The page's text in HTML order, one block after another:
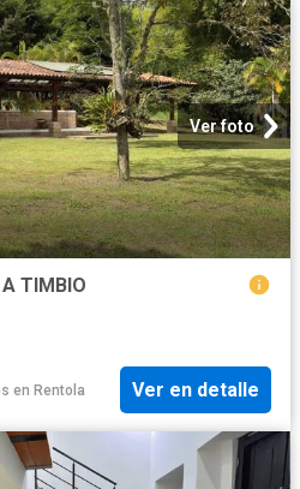
Ver foto
TIMBIO
en Rentola Ver en detalle